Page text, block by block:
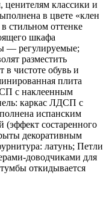
классики и
в цвете «клен
стильном оттенке
шкафа
— регулируемые;
разместить
в чистоте обувь и
плита
с наклеенным
каркас ЛДСП с
испанским
состаренного
декоративным
латунь; Петли
доводчиками для
откидывается